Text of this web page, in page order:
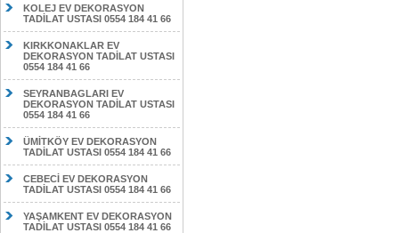
KOLEJ EV DEKORASYON
TADİLAT USTASI 0554 184 41 66
KIRKKONAKLAR EV
DEKORASYON TADİLAT USTASI
0554 184 41 66
SEYRANBAGLARI EV
DEKORASYON TADİLAT USTASI
0554 184 41 66
ÜMİTKÖY EV DEKORASYON
TADİLAT USTASI 0554 184 41 66
CEBECİ EV DEKORASYON
TADİLAT USTASI 0554 184 41 66
YAŞAMKENT EV DEKORASYON
TADİLAT USTASI 0554 184 41 66